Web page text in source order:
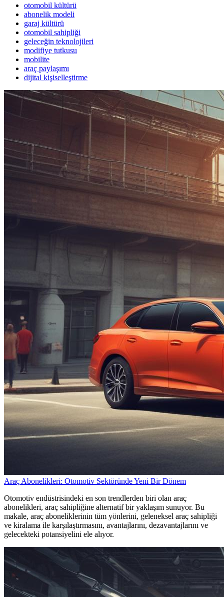
otomobil kültürü
abonelik modeli
garaj kültürü
otomobil sahipliği
geleceğin teknolojileri
modifiye tutkusu
mobilite
araç paylaşımı
dijital kişiselleştirme
Araç Abonelikleri: Otomotiv Sektöründe Yeni Bir Dönem
Otomotiv endüstrisindeki en son trendlerden biri olan araç
abonelikleri, araç sahipliğine alternatif bir yaklaşım sunuyor. Bu
makale, araç aboneliklerinin tüm yönlerini, geleneksel araç sahipliği
ve kiralama ile karşılaştırmasını, avantajlarını, dezavantajlarını ve
gelecekteki potansiyelini ele alıyor.